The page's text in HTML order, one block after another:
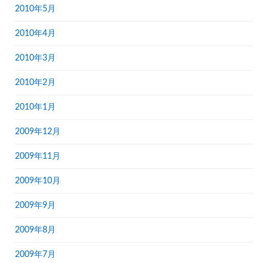
2010年5月
2010年4月
2010年3月
2010年2月
2010年1月
2009年12月
2009年11月
2009年10月
2009年9月
2009年8月
2009年7月